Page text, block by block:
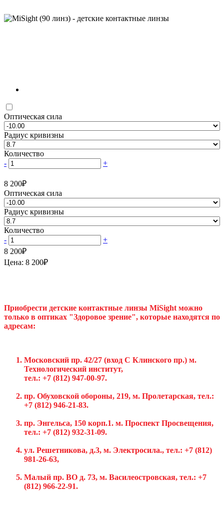
Оптическая сила
Радиус кривизны
Количество
-
+
8 200₽
Оптическая сила
Радиус кривизны
Количество
-
+
8 200₽
Цена: 8 200₽
Приобрести детские контактные линзы MiSight можно
только в оптиках "Здоровое зрение", которые находятся по
адресам:
Московский пр. 42/27 (вход С Клинского пр.) м.
Технологический институт,
тел.: +7 (812) 947-00-97.
пр. Обуховской обороны, 219, м. Пролетарская, тел.:
+7 (812) 946-21-83.
пр. Энгельса, 150 корп.1. м. Проспект Просвещения,
тел.: +7 (812) 932-31-09.
ул. Решетникова, д.3, м. Электросила., тел.: +7 (812)
981-26-63,
Малый пр. ВО д. 73, м. Василеостровская, тел.: +7
(812) 966-22-91.